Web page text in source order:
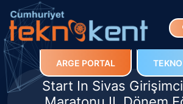
ARGE PORTAL
Start In Sivas